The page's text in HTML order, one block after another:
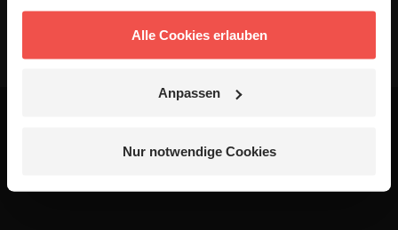
Alle Cookies erlauben
Anpassen
Nur notwendige Cookies
Das könnte dich auch